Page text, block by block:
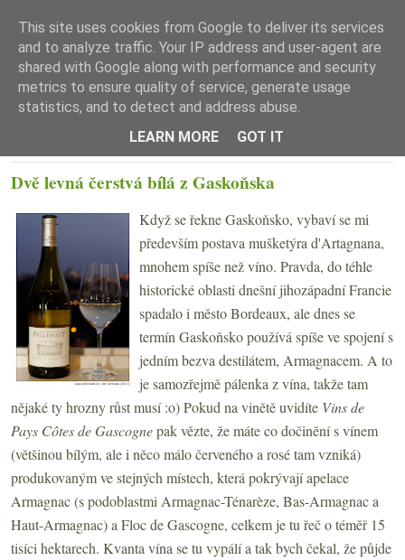
☰ Menu
Dvě levná čerstvá bílá z Gaskoňska
Když se řekne Gaskoňsko, vybaví se mi
především postava mušketýra d'Artagnana,
mnohem spíše než víno. Pravda, do téhle
historické oblasti dnešní jihozápadní Francie
spadalo i město Bordeaux, ale dnes se
termín Gaskoňsko používá spíše ve spojení s
jedním bezva destilátem, Armagnacem. A to
je samozřejmě pálenka z vína, takže tam
nějaké ty hrozny růst musí :o) Pokud na vinětě uvidíte Vins de
Pays Côtes de Gascognepak vězte, že máte co dočinění s vínem
(většinou bílým, ale i něco málo červeného a rosé tam vzniká)
produkovaným ve stejných místech, která pokrývají apelace
Armagnac (s podoblastmi Armagnac-Ténarèze, Bas-Armagnac a
Haut-Armagnac) a Floc de Gascogne, celkem je tu řeč o téměř 15
tisíci hektarech. Kvanta vína se tu vypálí a tak bych čekal, že půjde
This site uses cookies from Google to deliver its services
and to analyze traffic. Your IP address and user-agent are
shared with Google along with performance and security
metrics to ensure quality of service, generate usage
statistics, and to detect and address abuse.
LEARN MORE
GOT IT